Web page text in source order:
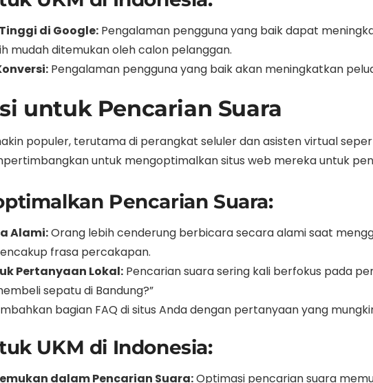
di Google: Pengalaman pengguna yang baik dapat
mudah ditemukan oleh calon pelanggan.
Pengalaman pengguna yang baik akan meningkatkan
untuk Pencarian Suara
populer, terutama di perangkat seluler dan asisten virtual
untuk mengoptimalkan situs web mereka untuk
Pencarian Suara:
Alami:Orang lebih cenderung berbicara secara alami saat
frasa percakapan.
Pertanyaan Lokal: Pencarian suara sering kali berfokus pada
sepatu di Bandung?”
bagian FAQ di situs Anda dengan pertanyaan yang
UKM di Indonesia:
dalam Pencarian Suara:Optimasi pencarian suara